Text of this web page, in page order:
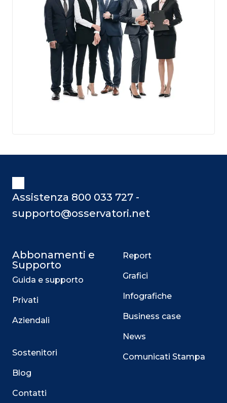
Assistenza 800 033 727 -
supporto@osservatori.net
Abbonamenti e
Supporto
Guida e supporto
Privati
Aziendali
Sostenitori
Blog
Contatti
Report
Grafici
Infografiche
Business case
News
Comunicati Stampa